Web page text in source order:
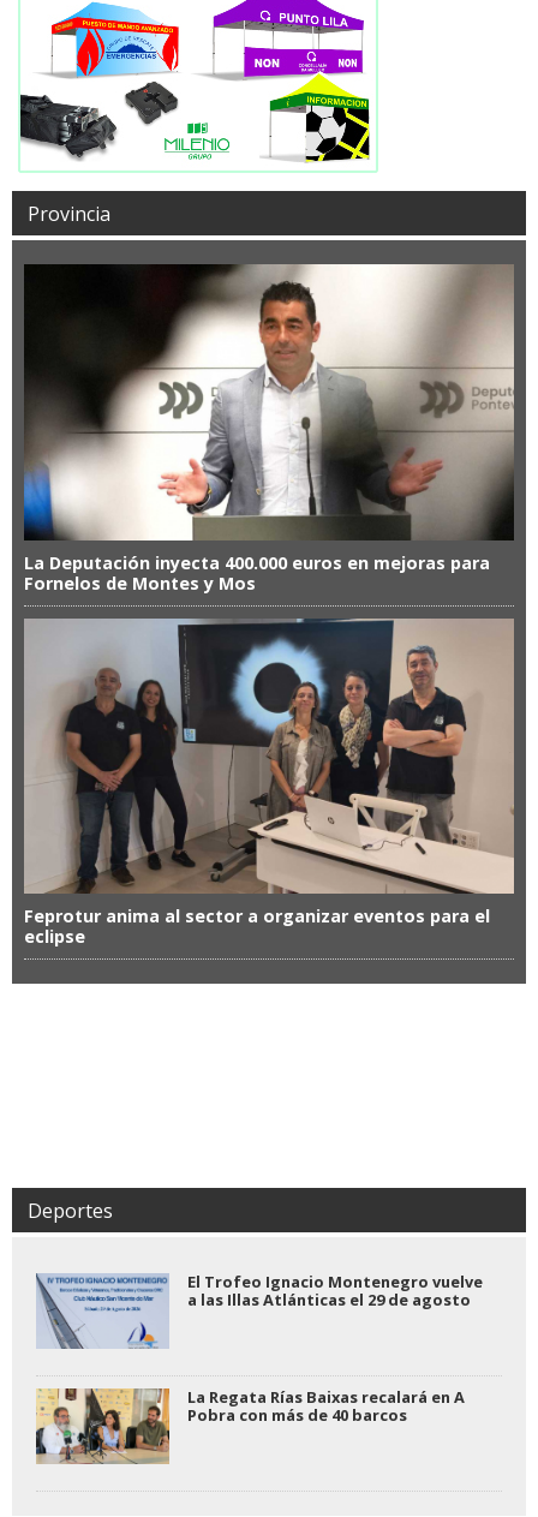
Provincia
La Deputación inyecta 400.000 euros en mejoras para
Fornelos de Montes y Mos
Feprotur anima al sector a organizar eventos para el
eclipse
Deportes
El Trofeo Ignacio Montenegro vuelve
a las Illas Atlánticas el 29 de agosto
La Regata Rías Baixas recalará en A
Pobra con más de 40 barcos